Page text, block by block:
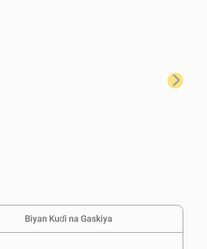
Na Gaba
Biyan Kuɗi na Gaskiya